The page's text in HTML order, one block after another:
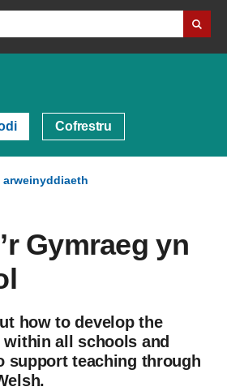
Cofrestru
Gymraeg yn
how to develop the
within all schools and
support teaching through